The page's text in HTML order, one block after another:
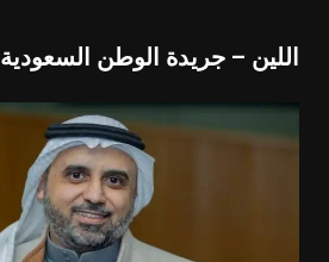
اللين – جريدة الوطن السعودية